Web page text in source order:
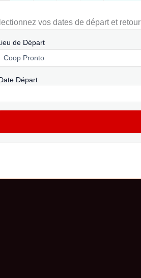
vos dates de départ et retour
de Départ
Départ